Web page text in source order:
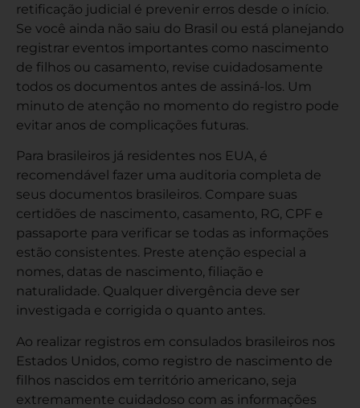
retificação judicial é prevenir erros desde o início.
Se você ainda não saiu do Brasil ou está planejando
registrar eventos importantes como nascimento
de filhos ou casamento, revise cuidadosamente
todos os documentos antes de assiná-los. Um
minuto de atenção no momento do registro pode
evitar anos de complicações futuras.
Para brasileiros já residentes nos EUA, é
recomendável fazer uma auditoria completa de
seus documentos brasileiros. Compare suas
certidões de nascimento, casamento, RG, CPF e
passaporte para verificar se todas as informações
estão consistentes. Preste atenção especial a
nomes, datas de nascimento, filiação e
naturalidade. Qualquer divergência deve ser
investigada e corrigida o quanto antes.
Ao realizar registros em consulados brasileiros nos
Estados Unidos, como registro de nascimento de
filhos nascidos em território americano, seja
extremamente cuidadoso com as informações